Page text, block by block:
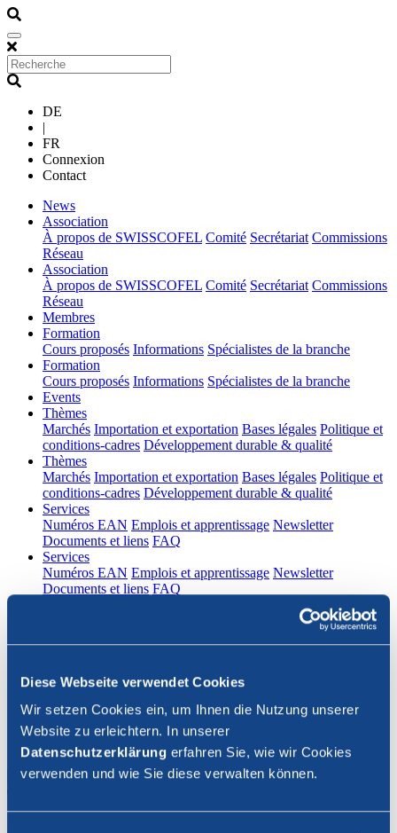
Diese Webseite verwendet Cookies
Wir setzen Cookies ein, um Ihnen die Nutzung unserer
Website zu erleichtern. In unserer
Datenschutzerklärung erfahren Sie, wie wir Cookies
verwenden und wie Sie diese verwalten können.
DE
|
FR
Connexion
Contact
News(current)
Association
À propos de SWISSCOFEL Comité Secrétariat Commissions
Réseau
Association
À propos de SWISSCOFEL Comité Secrétariat Commissions
Réseau
Membres(current)
Formation
Cours proposés Informations Spécialistes de la branche
Formation
Cours proposés Informations Spécialistes de la branche
Events(current)
Thèmes(current)
Marchés Importation et exportation Bases légales Politique et
conditions-cadres Développement durable & qualité
Thèmes(current)
Marchés Importation et exportation Bases légales Politique et
conditions-cadres Développement durable & qualité
Services(current)
Numéros EAN Emplois et apprentissage Newsletter
Documents et liens FAQ
Services(current)
Numéros EAN Emplois et apprentissage Newsletter
Documents et liens FAQ
FR
Connexion
Fermer la recherche